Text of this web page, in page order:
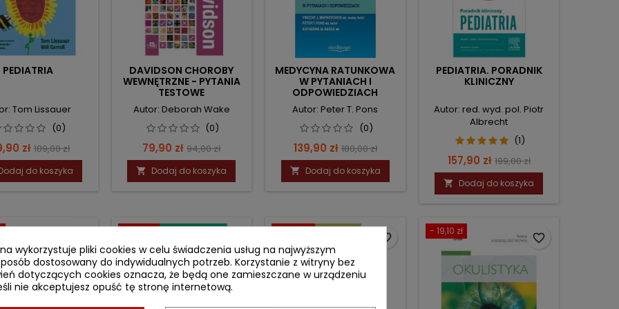
PEDIATRIA
Tom Lissauer
(0)
zł Cena
podstawowa
189,00 zł
do koszyka
DAVIDSON CHOROBY
WEWNĘTRZNE - PYTANIA
TESTOWE
Autor: Deborah Wake
(0)
Cena
79,90 zł Cena
podstawowa
94,00 zł
 Dodaj do koszyka
MEDYCYNA RATUNKOWA
W PYTANIACH I
ODPOWIEDZIACH
Autor: Peter T. Pons
(0)
Cena
139,90 zł Cena
podstawowa
180,00 zł
 Dodaj do koszyka
PEDIATRIA. PORADNIK
KLINICZNY
Autor: red. wyd. pol. Piotr
Albrecht
(1)
Cena
157,90 zł Cena
podstawowa
199,00 zł
 Dodaj do koszyka
- 10,10 zł - 29,10 zł
favorite_border
- 19,10 zł
favorite_border
wykorzystuje pliki cookies w celu świadczenia usług na najwyższym
dostosowany do indywidualnych potrzeb. Korzystanie z witryny bez
dotyczących cookies oznacza, że będą one zamieszczane w urządzeniu
nie akceptujesz opuść tę stronę internetową.